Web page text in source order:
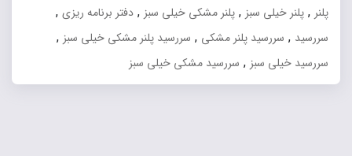
پلنر , پلنر خیلی سبز , پلنر مشکی خیلی سبز , دفتر برنامه ریزی ,
سررسید , سررسید پلنر مشکی , سررسید پلنر مشکی خیلی سبز ,
سررسید خیلی سبز , سررسید مشکی خیلی سبز